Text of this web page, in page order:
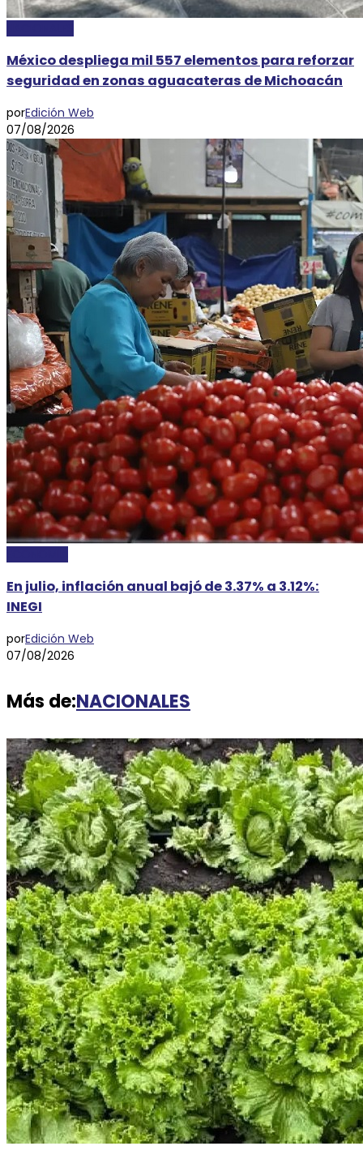
México despliega mil 557 elementos para reforzar
seguridad en zonas aguacateras de Michoacán
porEdición Web
07/08/2026
En julio, inflación anual bajó de 3.37% a 3.12%:
INEGI
porEdición Web
07/08/2026
Más de:NACIONALES